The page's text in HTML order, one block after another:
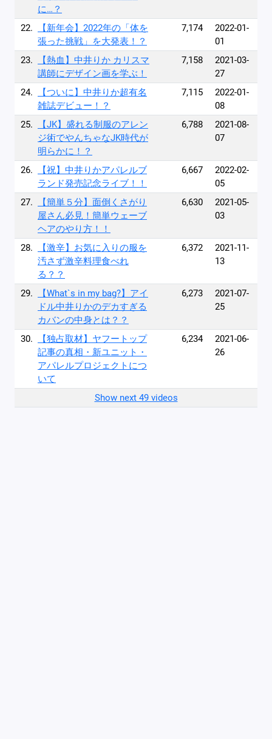
に…？
22.
【新年会】2022年の「体を
張った挑戦」を大発表！？
7,174
2022-01-
01
23.
【熱血】中井りか カリスマ
講師にデザイン画を学ぶ！
7,158
2021-03-
27
24.
【ついに】中井りか超有名
雑誌デビュー！？
7,115
2022-01-
08
25.
【JK】盛れる制服のアレン
ジ術でやんちゃなJK時代が
明らかに！？
6,788
2021-08-
07
26.
【祝】中井りかアパレルブ
ランド発売記念ライブ！！
6,667
2022-02-
05
27.
【簡単５分】面倒くさがり
屋さん必見！簡単ウェーブ
ヘアのやり方！！
6,630
2021-05-
03
28.
【激辛】お気に入りの服を
汚さず激辛料理食べれ
る？？
6,372
2021-11-
13
29.
【What`s in my bag?】アイ
ドル中井りかのデカすぎる
カバンの中身とは？？
6,273
2021-07-
25
30.
【独占取材】ヤフートップ
記事の真相・新ユニット・
アパレルプロジェクトにつ
いて
6,234
2021-06-
26
Show next 49 videos